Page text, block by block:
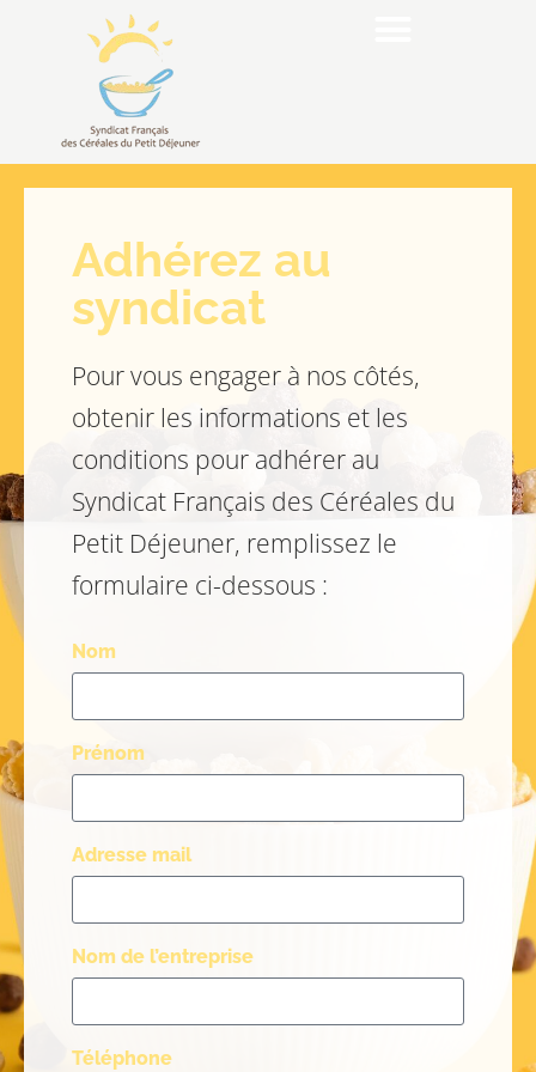
Adhérez au
syndicat
Pour vous engager à nos côtés,
obtenir les informations et les
conditions pour adhérer au
Syndicat Français des Céréales du
Petit Déjeuner, remplissez le
formulaire ci-dessous :
Nom
Prénom
Adresse mail
Nom de l’entreprise
Téléphone